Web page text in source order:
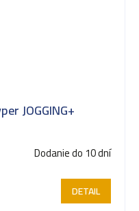
JOGGING+
Dodanie do 10 dní
DETAIL